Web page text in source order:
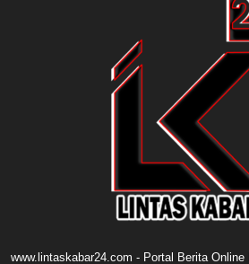
www.lintaskabar24.com - Portal Berita